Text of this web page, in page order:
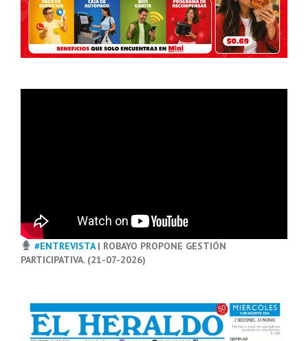
#ENTREVISTA| ROBAYO PROPONE GESTIÓN
PARTICIPATIVA. (21-07-2026)